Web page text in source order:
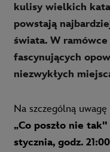
kulisy wielkich
powstają
świata. W
fascynujących
niezwykłych
Na szczególną
„Co poszło nie
stycznia, godz.